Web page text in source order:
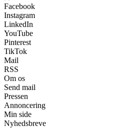
Facebook
Instagram
LinkedIn
YouTube
Pinterest
TikTok
Mail
RSS
Om os
Send mail
Pressen
Annoncering
Min side
Nyhedsbreve